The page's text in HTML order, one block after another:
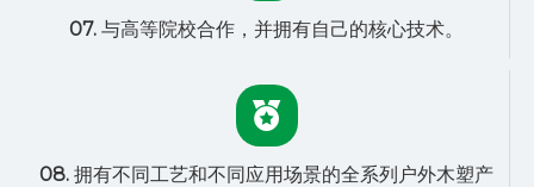
07. 与高等院校合作，并拥有自己的核心技术。
08. 拥有不同工艺和不同应用场景的全系列户外木塑产